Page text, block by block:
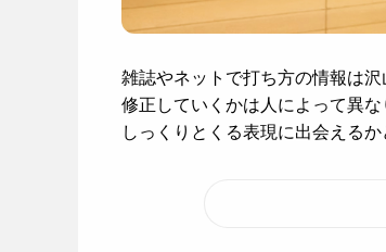
雑誌やネットで打ち方の情報は
修正していくかは人によって異
しっくりとくる表現に出会える